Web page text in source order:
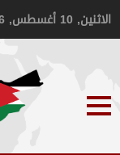
الاثنين, 10 أغسطس, 2026